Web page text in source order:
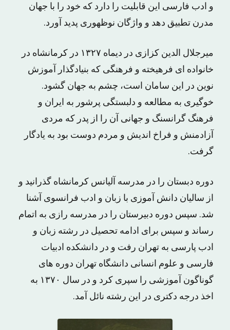
و ادب فارسی این قابلیت را دارد که خود را با جهان
مدرن تطبیق دهد و واژگان نوظهوری پدید آورد.
میرجلال الدین کزازی در دیماه ۱۳۲۷ در کرمانشاه در
خانواده ای فرهیخته و فرهنگی که بنیادگذار آموزش
نوین در این سامان است، چشم به جهان گشود.
خوگیری به مطالعه و دلبستگی پرشور به ایران و
فرهنگ گرانسنگ و جهانی آن را از پدر که مردی
آزادمنش و فراخ اندیش و مردم دوست بود به یادگار
گرفت.
دوره دبستان را در مدرسه آلیانس کرمانشاه گذرانید و
از سالیان دانش آموزی با زبان و ادب فرانسوی آشنا
شد. سپس دوره دبیرستان را در مدرسه رازی به اتمام
رساند و سپس برای ادامه تحصیل در رشته زبان و
ادب پارسی به تهران رفت و در دانشکده ادبیات
فارسی و علوم انسانی دانشگاه تهران دوره های
گوناگون آموزشی را سپری کرد و در سال ۱۳۷۰ به
اخذ درجه دکتری در این رشته نائل آمد.